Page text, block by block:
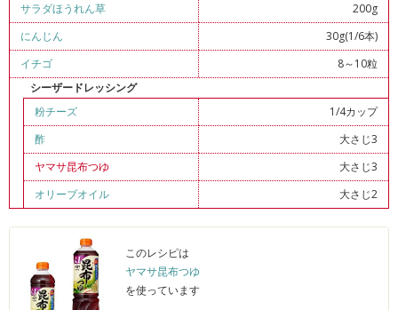
サラダほうれん草
200g
にんじん
30g(1/6本)
イチゴ
8～10粒
シーザードレッシング
粉チーズ
1/4カップ
酢
大さじ3
ヤマサ昆布つゆ
大さじ3
オリーブオイル
大さじ2
このレシピは
ヤマサ昆布つゆ
を使っています